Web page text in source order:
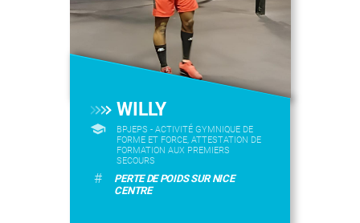
WILLY
BPJEPS - ACTIVITÉ GYMNIQUE DE
FORME ET FORCE, ATTESTATION DE
FORMATION AUX PREMIERS
SECOURS
#
PERTE DE POIDS SUR NICE
CENTRE